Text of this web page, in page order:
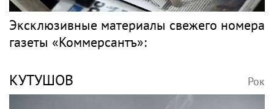
Эксклюзивные материалы свежего номера
газеты «Коммерсантъ»:
КУТУШОВ Рок